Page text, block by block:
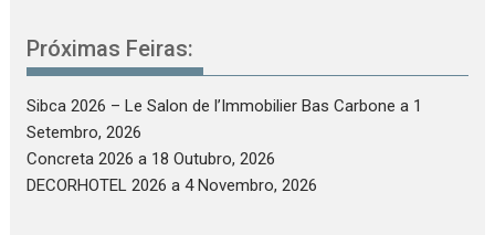
Próximas Feiras:
Sibca 2026 – Le Salon de l’Immobilier Bas Carbone a 1
Setembro, 2026
Concreta 2026 a 18 Outubro, 2026
DECORHOTEL 2026 a 4 Novembro, 2026